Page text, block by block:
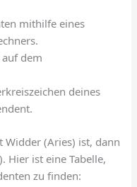
mithilfe eines
dem
deines
Widder (Aries) ist, dann
Hier ist eine Tabelle,
zu finden: